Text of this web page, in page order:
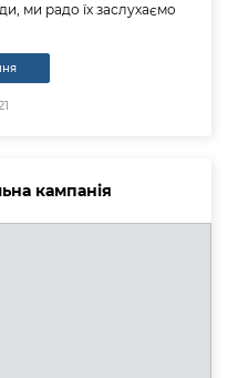
ми радо їх заслухаємо
кампанія